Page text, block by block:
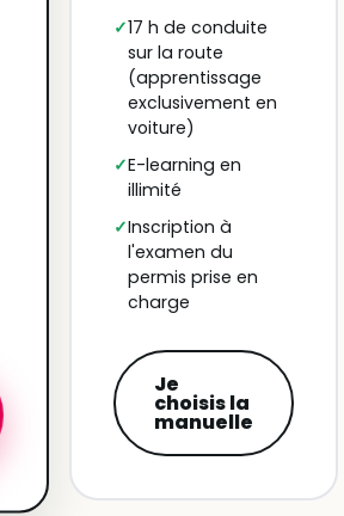
17 h de conduite
sur la route
(apprentissage
exclusivement en
voiture)
E-learning en
illimité
Inscription à
l'examen du
permis prise en
charge
Je
choisis la
manuelle